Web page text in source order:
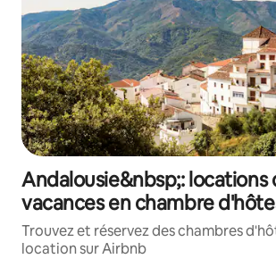
Andalousie&nbsp;: locations
vacances en chambre
Trouvez et réservez des chambres
location sur Airbnb